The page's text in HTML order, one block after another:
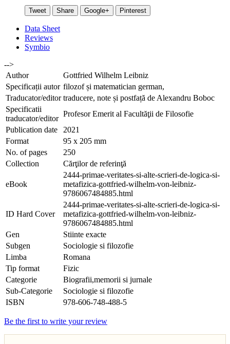
Tweet Share Google+ Pinterest
Data Sheet
Reviews
Symbio
-->
Author
Gottfried Wilhelm Leibniz
Specificații autor filozof și matematician german,
Traducator/editor traducere, note și postfață de Alexandru Boboc
Specificatii
traducator/editor
Profesor Emerit al Facultăţii de Filosofie
Publication date
2021
Format
95 x 205 mm
No. of pages
250
Collection
Cărţilor de referinţă
eBook
2444-primae-veritates-si-alte-scrieri-de-logica-si-
metafizica-gottfried-wilhelm-von-leibniz-
9786067484885.html
ID Hard Cover
2444-primae-veritates-si-alte-scrieri-de-logica-si-
metafizica-gottfried-wilhelm-von-leibniz-
9786067484885.html
Gen
Stiinte exacte
Subgen
Sociologie si filozofie
Limba
Romana
Tip format
Fizic
Categorie
Biografii,memorii si jurnale
Sub-Categorie
Sociologie si filozofie
ISBN
978-606-748-488-5
Be the first to write your review